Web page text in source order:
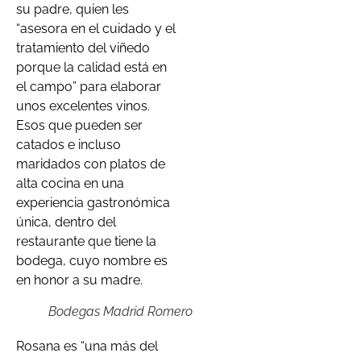
su padre, quien les
“asesora en el cuidado y el
tratamiento del viñedo
porque la calidad está en
el campo” para elaborar
unos excelentes vinos.
Esos que pueden ser
catados e incluso
maridados con platos de
alta cocina en una
experiencia gastronómica
única, dentro del
restaurante que tiene la
bodega, cuyo nombre es
en honor a su madre.
Bodegas Madrid Romero
Rosana es “una más del